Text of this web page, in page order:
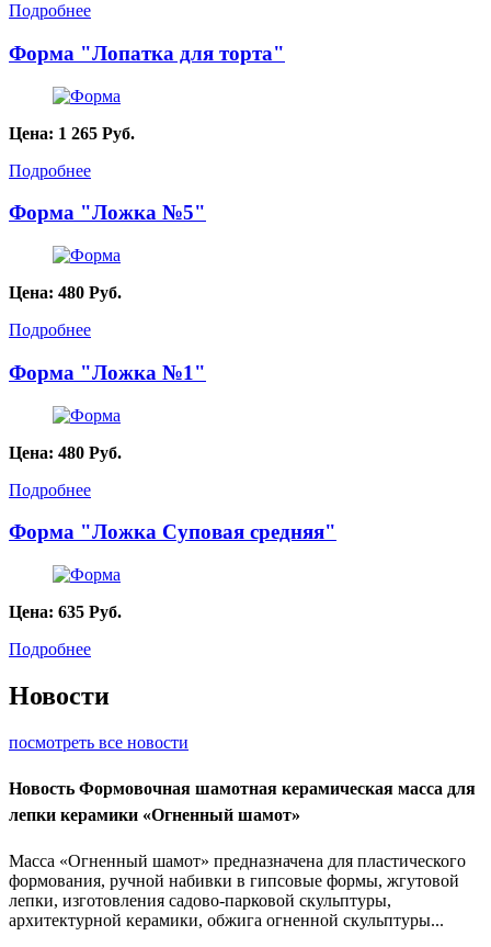
Подробнее
Форма "Лопатка для торта"
Цена: 1 265 Руб.
Подробнее
Форма "Ложка №5"
Цена: 480 Руб.
Подробнее
Форма "Ложка №1"
Цена: 480 Руб.
Подробнее
Форма "Ложка Суповая средняя"
Цена: 635 Руб.
Подробнее
Новости
посмотреть все новости
Новость Формовочная шамотная керамическая масса для
лепки керамики «Огненный шамот»
Масса «Огненный шамот» предназначена для пластического
формования, ручной набивки в гипсовые формы, жгутовой
лепки, изготовления садово-парковой скульптуры,
архитектурной керамики, обжига огненной скульптуры...